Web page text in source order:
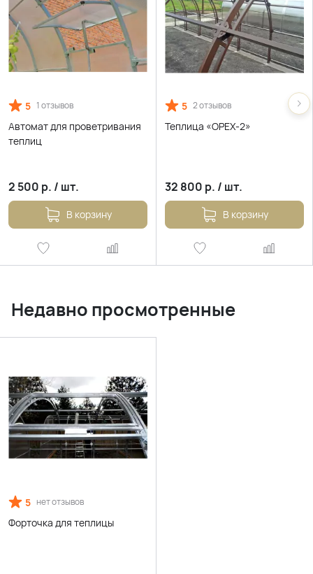
5 1 отзывов
Автомат для проветривания
теплиц
2 500 р. / шт.
В корзину
5 2 отзывов
Теплица «ОРЕХ-2»
32 800 р. / шт.
В корзину
Недавно просмотренные
5 нет отзывов
Форточка для теплицы